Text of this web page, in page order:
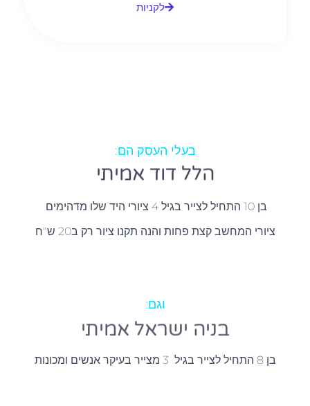
לקניות
בעלי העסק הם:
הלל דוד אמיתי
בן 10 התחיל לצייר בגיל 4 ציורי היד שלו מדהימים
ציורי המחשב קצת פחות והנה תקנו ציור רק ב20 ש"ח
וגם:
בניה ישראל אמיתי
בן 8 התחיל לצייר בגיל 3 מצייר בעיקר אנשים ומכונות